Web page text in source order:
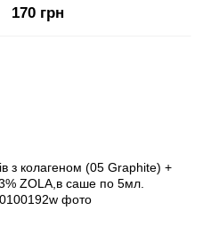
170 грн